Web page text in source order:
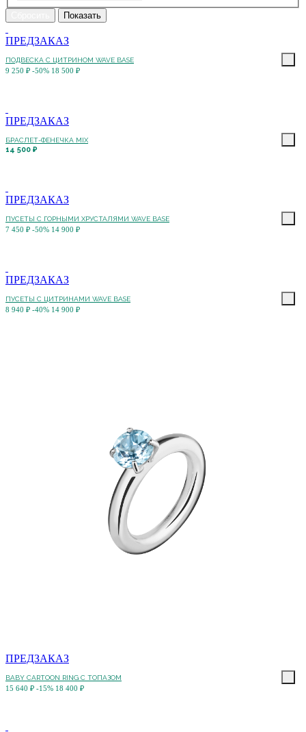
ПРЕДЗАКАЗ
ПОДВЕСКА С ЦИТРИНОМ WAVE BASE
9 250 ₽ -50% 18 500 ₽
ПРЕДЗАКАЗ
БРАСЛЕТ-ФЕНЕЧКА MIX
14 500 ₽
ПРЕДЗАКАЗ
ПУСЕТЫ С ГОРНЫМИ ХРУСТАЛЯМИ WAVE BASE
7 450 ₽ -50% 14 900 ₽
ПРЕДЗАКАЗ
ПУСЕТЫ С ЦИТРИНАМИ WAVE BASE
8 940 ₽ -40% 14 900 ₽
ПРЕДЗАКАЗ
BABY CARTOON RING С ТОПАЗОМ
15 640 ₽ -15% 18 400 ₽